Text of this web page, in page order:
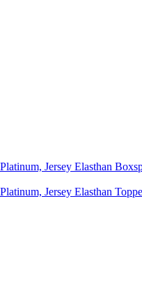
Jersey Elasthan
Jersey Elasthan